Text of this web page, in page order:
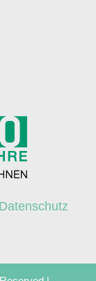
Datenschutz